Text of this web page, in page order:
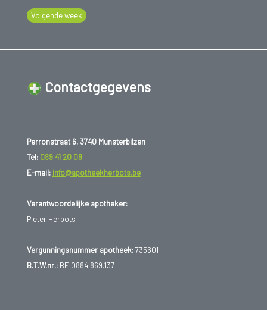
Volgende week
Contactgegevens
Perronstraat 6, 3740 Munsterbilzen
Tel: 089 41 20 09
E-mail: info@apotheekherbots.be
Verantwoordelijke apotheker:
Pieter Herbots
Vergunningsnummer apotheek:735601
B.T.W.nr.:BE 0884.869.137